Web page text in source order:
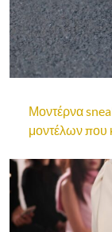
Μοντέρνα
μοντέλων που